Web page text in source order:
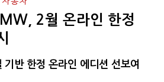
2월 온라인 한정
반 한정 온라인 에디션 선보여